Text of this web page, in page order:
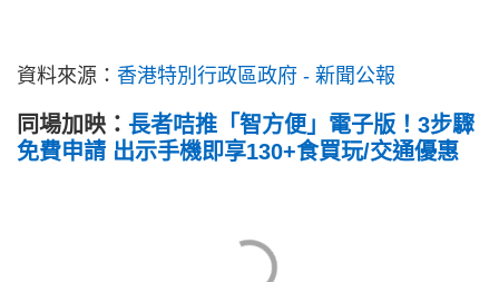
資料來源： 香港特別行政區政府 - 新聞公報
同場加映： 長者咭推「智方便」電子版！3步驟
免費申請 出示手機即享130+食買玩/交通優惠